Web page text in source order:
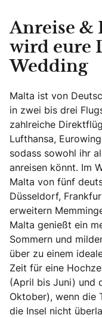
Anreise &
wird eure
Wedding
Malta ist von
in zwei bis drei
zahlreiche
Lufthansa,
sodass sowohl ihr
anreisen könnt. Im
Malta von fünf
Düsseldorf,
erweitern
Malta genießt ein
Sommern und
über zu einem
Zeit für eine
(April bis Juni) und
Oktober), wenn die
die Insel nicht